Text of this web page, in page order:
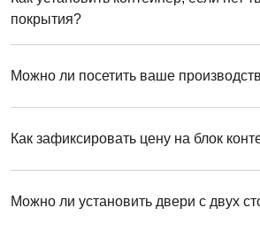
покрытия?
Можно ли посетить ваше
Как зафиксировать цену на блок
Можно ли установить двери с двух